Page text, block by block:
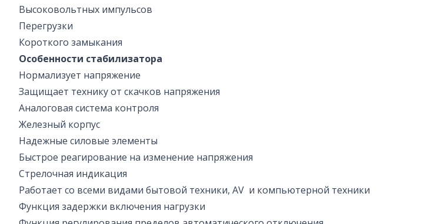
Высоковольтных импульсов
Перегрузки
Короткого замыкания
Особенности стабилизатора
Нормализует напряжение
Защищает технику от скачков напряжения
Аналоговая система контроля
Железный корпус
Надежные силовые элементы
Быстрое реагирование на изменение напряжения
Стрелочная индикация
Работает со всеми видами бытовой техники, AV и компьютерной техники
Функция задержки включения нагрузки